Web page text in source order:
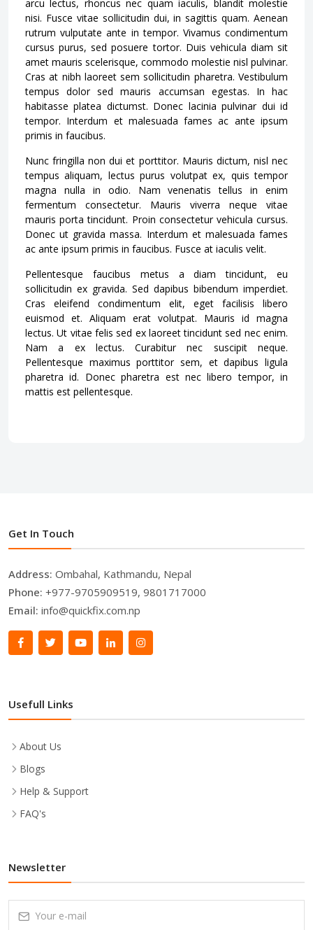
arcu lectus, rhoncus nec quam iaculis, blandit molestie
nisi. Fusce vitae sollicitudin dui, in sagittis quam. Aenean
rutrum vulputate ante in tempor. Vivamus condimentum
cursus purus, sed posuere tortor. Duis vehicula diam sit
amet mauris scelerisque, commodo molestie nisl pulvinar.
Cras at nibh laoreet sem sollicitudin pharetra. Vestibulum
tempus dolor sed mauris accumsan egestas. In hac
habitasse platea dictumst. Donec lacinia pulvinar dui id
tempor. Interdum et malesuada fames ac ante ipsum
primis in faucibus.
Nunc fringilla non dui et porttitor. Mauris dictum, nisl nec
tempus aliquam, lectus purus volutpat ex, quis tempor
magna nulla in odio. Nam venenatis tellus in enim
fermentum consectetur. Mauris viverra neque vitae
mauris porta tincidunt. Proin consectetur vehicula cursus.
Donec ut gravida massa. Interdum et malesuada fames
ac ante ipsum primis in faucibus. Fusce at iaculis velit.
Pellentesque faucibus metus a diam tincidunt, eu
sollicitudin ex gravida. Sed dapibus bibendum imperdiet.
Cras eleifend condimentum elit, eget facilisis libero
euismod et. Aliquam erat volutpat. Mauris id magna
lectus. Ut vitae felis sed ex laoreet tincidunt sed nec enim.
Nam a ex lectus. Curabitur nec suscipit neque.
Pellentesque maximus porttitor sem, et dapibus ligula
pharetra id. Donec pharetra est nec libero tempor, in
mattis est pellentesque.
Get In Touch
Address: Ombahal, Kathmandu, Nepal
Phone: +977-9705909519, 9801717000
Email: info@quickfix.com.np
Usefull Links
About Us
Blogs
Help & Support
FAQ's
Newsletter